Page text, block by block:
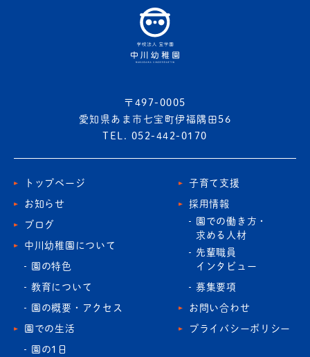
〒497-0005
愛知県あま市七宝町伊福隅田56
TEL. 052-442-0170
トップページ
お知らせ
ブログ
中川幼稚園について
園の特色
教育について
園の概要・アクセス
園での生活
園の1日
子育て支援
採用情報
園での働き方・
求める人材
先輩職員
インタビュー
募集要項
お問い合わせ
プライバシーポリシー